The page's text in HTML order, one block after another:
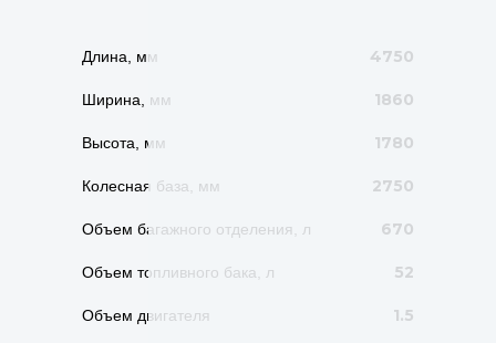
Длина, мм
Ширина, мм
Высота, мм
Колесная база, мм
Объем багажного отделения, л
Объем топливного бака, л
Объем двигателя
4750
1860
1780
2750
670
52
1.5